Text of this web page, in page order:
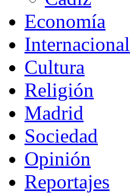
Economía
Internacional
Cultura
Religión
Madrid
Sociedad
Opinión
Reportajes